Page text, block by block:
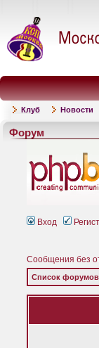
Клуб Новости
Форум
Вход
Сообщения без
Список форумов